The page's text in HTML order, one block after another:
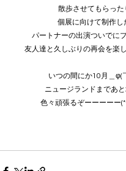
散歩させてもらった
個展に向けて制作し
パートナーの出演ついでに
友人達と久しぶりの再会を楽
いつの間にか10月＿φ(
ニュージランドまであと
色々頑張るぞーーーーー